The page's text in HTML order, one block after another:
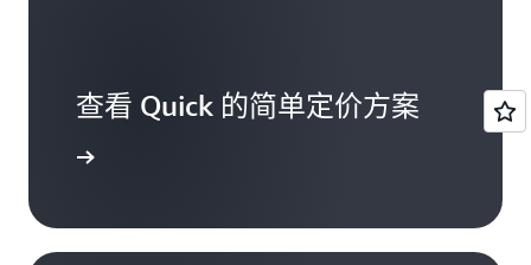
Asana
务
或
查看 Quick 的简单定价方案